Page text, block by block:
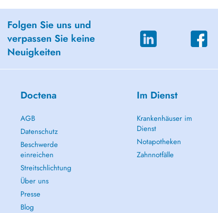
Folgen Sie uns und
verpassen Sie keine
Neuigkeiten
Doctena
AGB
Datenschutz
Beschwerde
einreichen
Streitschlichtung
Über uns
Presse
Blog
Im Dienst
Krankenhäuser im
Dienst
Notapotheken
Zahnnotfälle